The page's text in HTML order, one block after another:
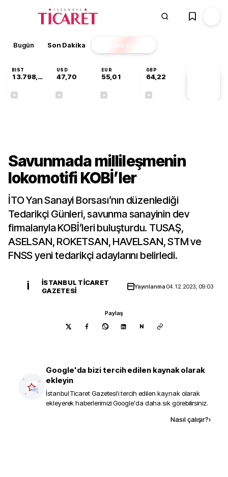
Bugün Son Dakika Finans EKSTRA
BIST
13.798,82
USD
47,70
EUR
55,01
GBP
64,22
Savunmada millileşmenin
lokomotifi KOBİ’ler
İTO Yan Sanayi Borsası’nın düzenlediği
Tedarikçi Günleri, savunma sanayinin dev
firmalarıyla KOBİ’leri buluşturdu. TUSAŞ,
ASELSAN, ROKETSAN, HAVELSAN, STM ve
FNSS yeni tedarikçi adaylarını belirledi.
İ
İSTANBUL TICARET
GAZETESI
Yayınlanma04.12.2023, 09:03
Paylaş
N
Google'da bizi tercih edilen kaynak olarak
ekleyin
İstanbul Ticaret Gazetesi'i tercih edilen kaynak olarak
ekleyerek haberlerimizi Google'da daha sık görebilirsiniz.
Nasıl çalışır?›